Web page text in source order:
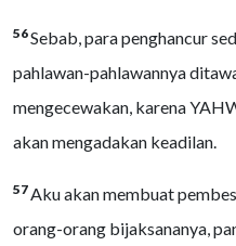
56Sebab, para penghancur
pahlawan-pahlawannya
mengecewakan, karena
akan mengadakan keadilan.
57Aku akan membuat
orang-orang bijaksananya,